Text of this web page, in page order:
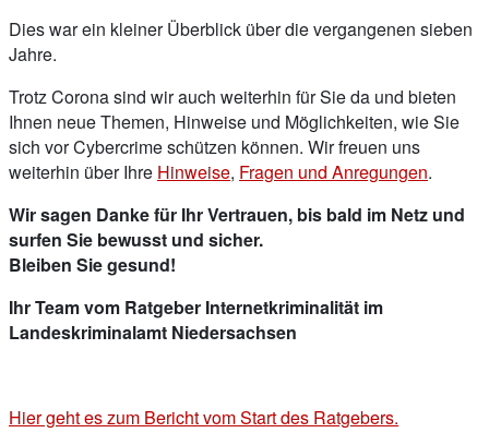
Dies war ein kleiner Überblick über die vergangenen sieben
Jahre.
Trotz Corona sind wir auch weiterhin für Sie da und bieten
Ihnen neue Themen, Hinweise und Möglichkeiten, wie Sie
sich vor Cybercrime schützen können. Wir freuen uns
weiterhin über Ihre Hinweise, Fragen und Anregungen.
Wir sagen Danke für Ihr Vertrauen, bis bald im Netz und
surfen Sie bewusst und sicher.
Bleiben Sie gesund!
Ihr Team vom Ratgeber Internetkriminalität im
Landeskriminalamt Niedersachsen
Hier geht es zum Bericht vom Start des Ratgebers.